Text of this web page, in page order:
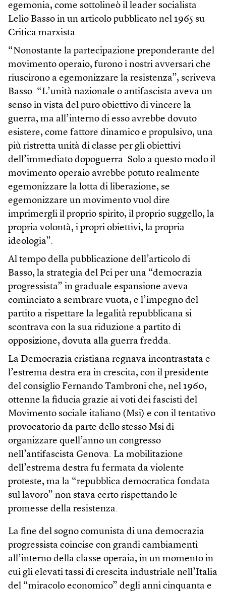
egemonia, come sottolineò il leader socialista
Lelio Basso in un articolo pubblicato nel 1965 su
Critica marxista.
“Nonostante la partecipazione preponderante del
movimento operaio, furono i nostri avversari che
riuscirono a egemonizzare la resistenza”, scriveva
Basso. “L’unità nazionale o antifascista aveva un
senso in vista del puro obiettivo di vincere la
guerra, ma all’interno di esso avrebbe dovuto
esistere, come fattore dinamico e propulsivo, una
più ristretta unità di classe per gli obiettivi
dell’immediato dopoguerra. Solo a questo modo il
movimento operaio avrebbe potuto realmente
egemonizzare la lotta di liberazione, se
egemonizzare un movimento vuol dire
imprimergli il proprio spirito, il proprio suggello, la
propria volontà, i propri obiettivi, la propria
ideologia”.
Al tempo della pubblicazione dell’articolo di
Basso, la strategia del Pci per una “democrazia
progressista” in graduale espansione aveva
cominciato a sembrare vuota, e l’impegno del
partito a rispettare la legalità repubblicana si
scontrava con la sua riduzione a partito di
opposizione, dovuta alla guerra fredda.
La Democrazia cristiana regnava incontrastata e
l’estrema destra era in crescita, con il presidente
del consiglio Fernando Tambroni che, nel 1960,
ottenne la fiducia grazie ai voti dei fascisti del
Movimento sociale italiano (Msi) e con il tentativo
provocatorio da parte dello stesso Msi di
organizzare quell’anno un congresso
nell’antifascista Genova. La mobilitazione
dell’estrema destra fu fermata da violente
proteste, ma la “repubblica democratica fondata
sul lavoro” non stava certo rispettando le
promesse della resistenza.
La fine del sogno comunista di una democrazia
progressista coincise con grandi cambiamenti
all’interno della classe operaia, in un momento in
cui gli elevati tassi di crescita industriale nell’Italia
del “miracolo economico” degli anni cinquanta e